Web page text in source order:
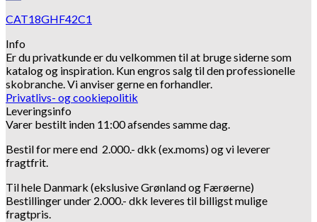
CAT18GHF42C1
Info
Er du privatkunde er du velkommen til at bruge siderne som
katalog og inspiration. Kun engros salg til den professionelle
skobranche.Vi anviser gerne en forhandler.
Privatlivs- og cookiepolitik
Leveringsinfo
Varer bestilt inden 11:00 afsendes samme dag.
Bestil for mere end 2.000.- dkk (ex.moms) og vi leverer
fragtfrit.
Til hele Danmark (ekslusive Grønland og Færøerne)
Bestillinger under 2.000.- dkk leveres til billigst mulige
fragtpris.